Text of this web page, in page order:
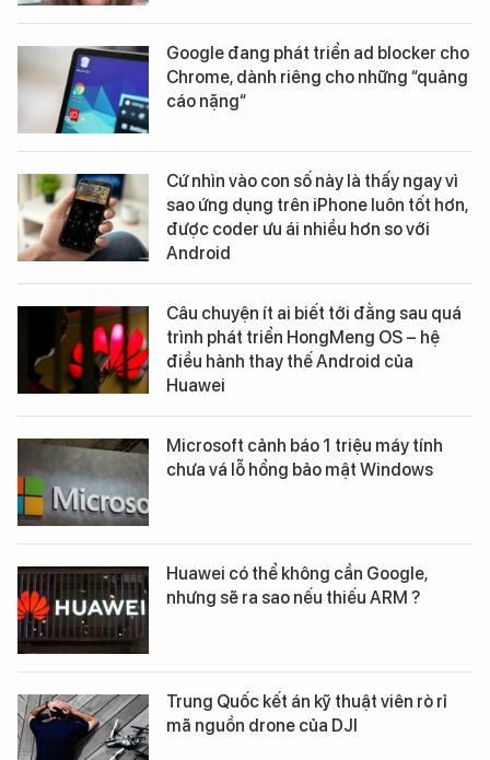
Google đang phát triển ad blocker cho
Chrome, dành riêng cho những “quảng
cáo nặng“
Cứ nhìn vào con số này là thấy ngay vì
sao ứng dụng trên iPhone luôn tốt hơn,
được coder ưu ái nhiều hơn so với
Android
Câu chuyện ít ai biết tới đằng sau quá
trình phát triển HongMeng OS – hệ
điều hành thay thế Android của
Huawei
Microsoft cảnh báo 1 triệu máy tính
chưa vá lỗ hổng bảo mật Windows
Huawei có thể không cần Google,
nhưng sẽ ra sao nếu thiếu ARM ?
Trung Quốc kết án kỹ thuật viên rò rỉ
mã nguồn drone của DJI